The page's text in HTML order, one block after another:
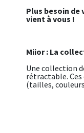
Plus besoin de
vient à vous !
Miior : La
Une collection
rétractable.
(tailles,